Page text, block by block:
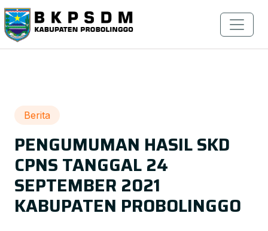
Berita
PENGUMUMAN HASIL SKD
CPNS TANGGAL 24
SEPTEMBER 2021
KABUPATEN PROBOLINGGO